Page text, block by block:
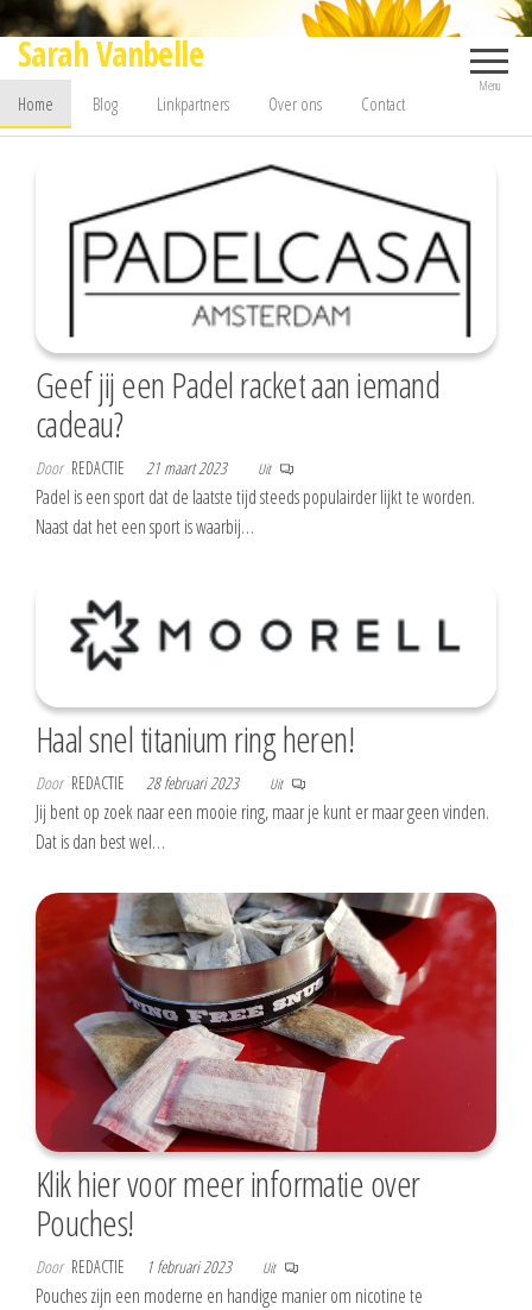
naar
de
inhoud
Sarah Vanbelle
Menu
Home Blog Linkpartners Over ons Contact
Geef jij een Padel racket aan iemand
cadeau?
Door REDACTIE 21 maart 2023 Uit
Padel is een sport dat de laatste tijd steeds populairder lijkt te worden.
Naast dat het een sport is waarbij…
Haal snel titanium ring heren!
Door REDACTIE 28 februari 2023 Uit
Jij bent op zoek naar een mooie ring, maar je kunt er maar geen vinden.
Dat is dan best wel…
Klik hier voor meer informatie over
Pouches!
Door REDACTIE 1 februari 2023 Uit
Pouches zijn een moderne en handige manier om nicotine te